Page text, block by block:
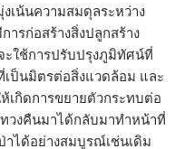
เน้นความสมดุลระหว่าง
ารก่อสร้างสิ่งปลูกสร้าง
ใช้การปรับปรุงภูมิทัศน์ที่
เป็นมิตรต่อสิ่งแวดล้อม และ
เกิดการขยายตัวกระทบต่อ
วงคืนมาได้กลับมาทำหน้าที่
ได้อย่างสมบูรณ์เช่นเดิม